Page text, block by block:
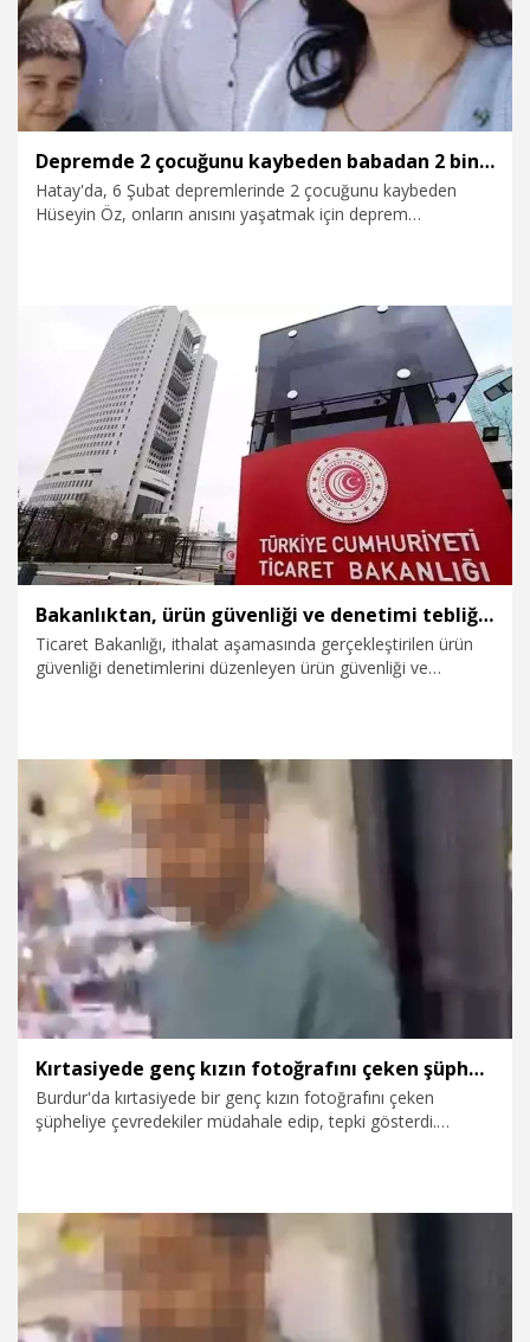
Depremde 2 çocuğunu kaybeden babadan 2 bin çocuğa destek
Hatay'da, 6 Şubat depremlerinde 2 çocuğunu kaybeden
Hüseyin Öz, onların anısını yaşatmak için deprem
4.02.2026 Foto Galeri
Bakanlıktan, ürün güvenliği ve denetimi tebliğlerine ilişkin açıklama
Ticaret Bakanlığı, ithalat aşamasında gerçekleştirilen ürün
güvenliği denetimlerini düzenleyen ürün güvenliği ve
8.01.2026 Gündem
Kırtasiyede genç kızın fotoğrafını çeken şüpheliye tepki
Burdur'da kırtasiyede bir genç kızın fotoğrafını çeken
şüpheliye çevredekiler müdahale edip, tepki gösterdi.
bırakıldığı belirtildi.
Video